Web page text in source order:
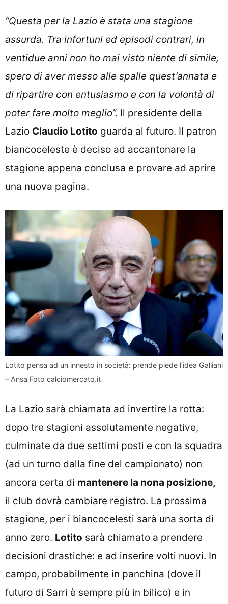
“Questa per la Lazio è stata una stagione
assurda. Tra infortuni ed episodi contrari, in
ventidue anni non ho mai visto niente di simile,
spero di aver messo alle spalle quest’annata e
di ripartire con entusiasmo e con la volontà di
poter fare molto meglio”. Il presidente della
Lazio Claudio Lotito guarda al futuro. Il patron
biancoceleste è deciso ad accantonare la
stagione appena conclusa e provare ad aprire
una nuova pagina.
Lotito pensa ad un innesto in società: prende piede l’idea Galliani
– Ansa Foto calciomercato.it
La Lazio sarà chiamata ad invertire la rotta:
dopo tre stagioni assolutamente negative,
culminate da due settimi posti e con la squadra
(ad un turno dalla fine del campionato) non
ancora certa di mantenere la nona posizione,
il club dovrà cambiare registro. La prossima
stagione, per i biancocelesti sarà una sorta di
anno zero. Lotito sarà chiamato a prendere
decisioni drastiche: e ad inserire volti nuovi. In
campo, probabilmente in panchina (dove il
futuro di Sarri è sempre più in bilico) e in